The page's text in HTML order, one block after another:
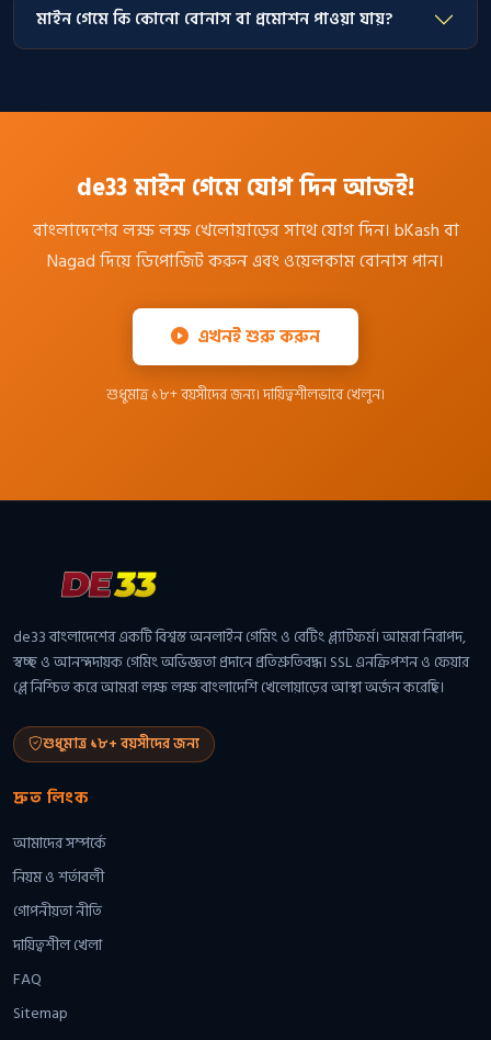
মাইন গেমে কি কোনো বোনাস বা প্রমোশন পাওয়া যায়?
de33 মাইন গেমে যোগ দিন আজই!
বাংলাদেশের লক্ষ লক্ষ খেলোয়াড়ের সাথে যোগ দিন। bKash বা
Nagad দিয়ে ডিপোজিট করুন এবং ওয়েলকাম বোনাস পান।
এখনই শুরু করুন
শুধুমাত্র ১৮+ বয়সীদের জন্য। দায়িত্বশীলভাবে খেলুন।
de33 বাংলাদেশের একটি বিশ্বস্ত অনলাইন গেমিং ও বেটিং প্ল্যাটফর্ম। আমরা নিরাপদ,
স্বচ্ছ ও আনন্দদায়ক গেমিং অভিজ্ঞতা প্রদানে প্রতিশ্রুতিবদ্ধ। SSL এনক্রিপশন ও ফেয়ার
প্লে নিশ্চিত করে আমরা লক্ষ লক্ষ বাংলাদেশি খেলোয়াড়ের আস্থা অর্জন করেছি।
শুধুমাত্র ১৮+ বয়সীদের জন্য
দ্রুত লিংক
আমাদের সম্পর্কে
নিয়ম ও শর্তাবলী
গোপনীয়তা নীতি
দায়িত্বশীল খেলা
FAQ
Sitemap